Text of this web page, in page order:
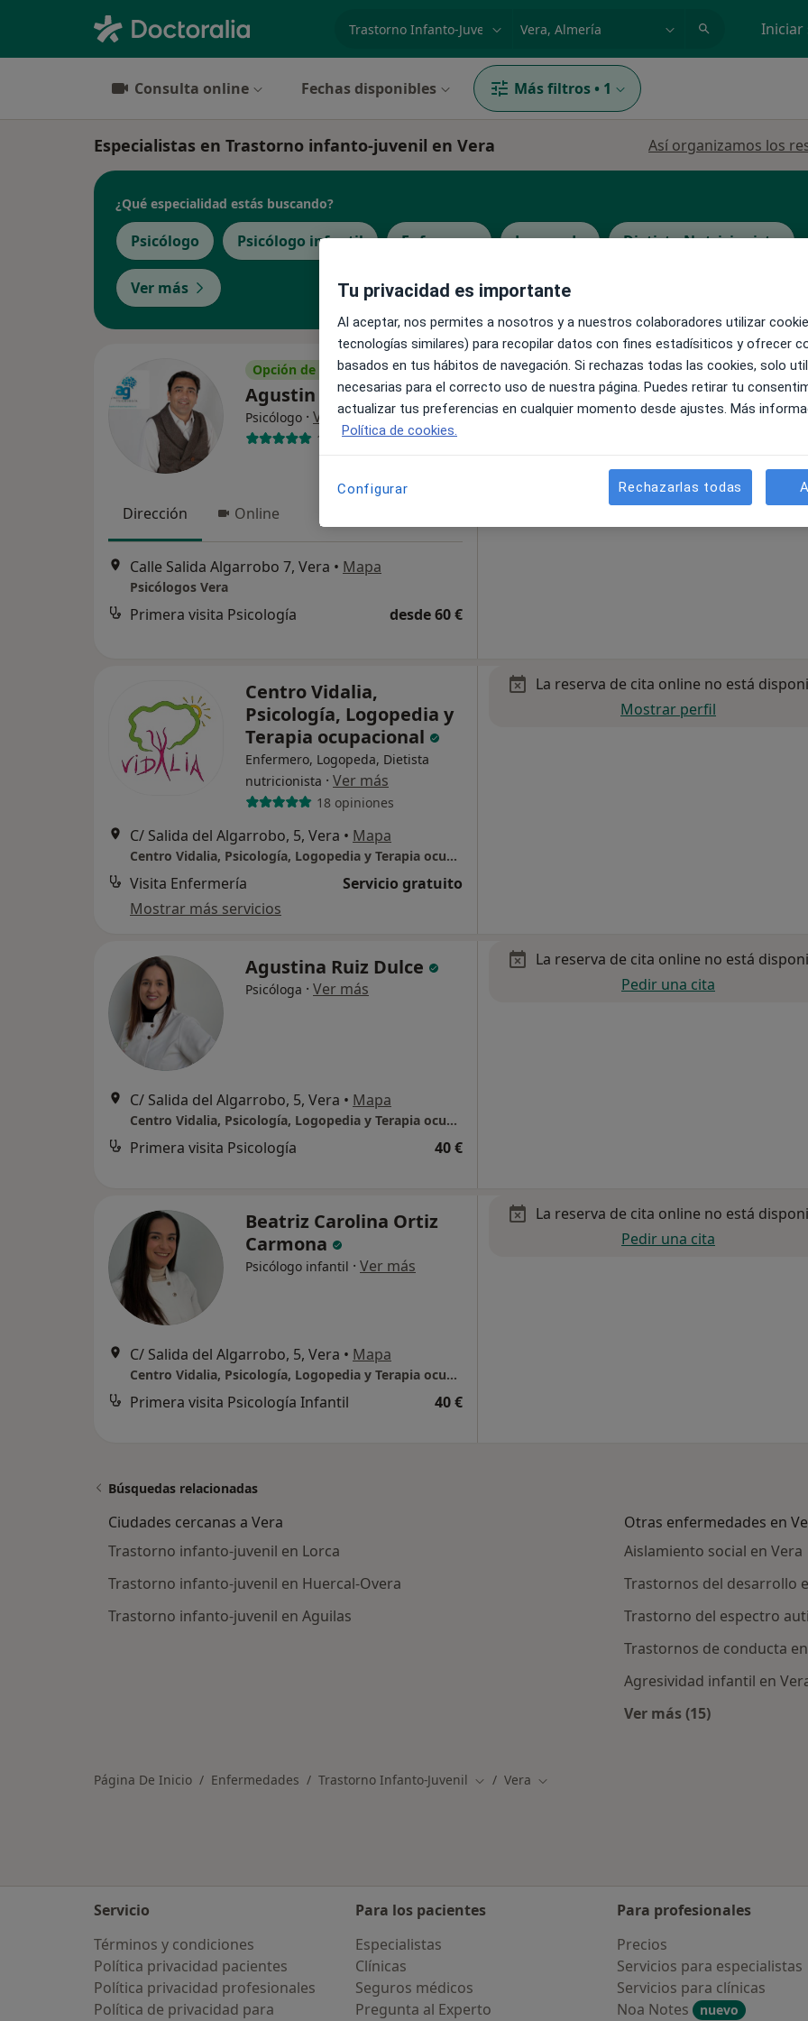
p. ej. Madrid Iniciar
Consulta online Fechas disponibles Más filtros • 1
Especialistas en Trastorno infanto-juvenil en Vera Así organizamos los
¿Qué especialidad estás buscando?
Psicólogo Psicólogo infantil Enfermero Logopeda Dietista Nutricionista
Ver más
Opción de pago online
Agustin Gallardo
Psicólogo · Ver más
15 opiniones
Dirección Online
Calle Salida Algarrobo 7, Vera • Mapa
Psicólogos Vera
Primera visita Psicología desde 60 €
La reserva de cita online no está
Pedir una cita
Centro Vidalia,
Psicología, Logopedia y
Terapia ocupacional
Enfermero, Logopeda, Dietista
nutricionista · Ver más
18 opiniones
C/ Salida del Algarrobo, 5, Vera • Mapa
Centro Vidalia, Psicología, Logopedia y Terapia ocupacional
Visita Enfermería
Servicio gratuito
Mostrar más servicios
La reserva de cita online no está
Mostrar perfil
Agustina Ruiz Dulce
Psicóloga · Ver más
C/ Salida del Algarrobo, 5, Vera • Mapa
Centro Vidalia, Psicología, Logopedia y Terapia ocupacional
Primera visita Psicología 40 €
La reserva de cita online no está
Pedir una cita
Beatriz Carolina Ortiz
Carmona
Psicólogo infantil · Ver más
C/ Salida del Algarrobo, 5, Vera • Mapa
Centro Vidalia, Psicología, Logopedia y Terapia ocupacional
Primera visita Psicología Infantil 40 €
La reserva de cita online no está
Pedir una cita
Búsquedas relacionadas
Ciudades cercanas a Vera
Trastorno infanto-juvenil en Lorca
Trastorno infanto-juvenil en Huercal-Overa
Trastorno infanto-juvenil en Aguilas
Otras enfermedades en
Aislamiento social en Vera
Trastornos del desarrollo
Trastorno del espectro
Trastornos de conducta
Agresividad infantil en
Ver más (15)
Página De Inicio Enfermedades Trastorno Infanto-Juvenil Cambiar de ciudad
Vera Cambiar de ciudad
Servicio
Términos y condiciones
Política privacidad pacientes
Política privacidad profesionales
Política de privacidad para
Para los pacientes
Especialistas
Clínicas
Seguros médicos
Pregunta al Experto
Para profesionales
Precios
Servicios para especialistas
Servicios para clínicas
Noa Notes
nuevo
Tu privacidad es importante
Al aceptar, nos permites a nosotros y a nuestros colaboradores utilizar
tecnologías similares) para recopilar datos con fines estadísiticos y ofrecer
basados en tus hábitos de navegación. Si rechazas todas las cookies, solo
necesarias para el correcto uso de nuestra página. Puedes retirar tu
actualizar tus preferencias en cualquier momento desde ajustes. Más
Política de cookies.
Configurar Rechazarlas todas